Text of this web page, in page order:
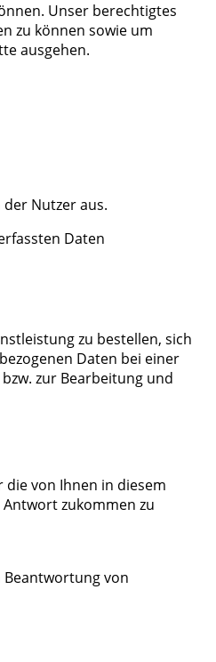
Unser berechtigtes
zu können sowie um
ausgehen.
Nutzer aus.
Daten
zu bestellen, sich
Daten bei einer
zur Bearbeitung und
von Ihnen in diesem
zukommen zu
Beantwortung von